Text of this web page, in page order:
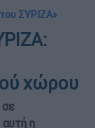
ΣΥΡΙΖΑ»
χώρου
σε
η